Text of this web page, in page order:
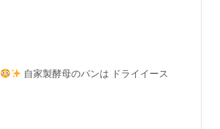
自家製酵母のパンは ドライイース